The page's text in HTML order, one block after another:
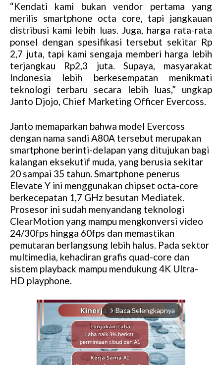
“Kendati kami bukan vendor pertama yang
merilis smartphone octa core, tapi jangkauan
distribusi kami lebih luas. Juga, harga rata-rata
ponsel dengan spesifikasi tersebut sekitar Rp
2,7 juta, tapi kami sengaja memberi harga lebih
terjangkau Rp2,3 juta. Supaya, masyarakat
Indonesia lebih berkesempatan menikmati
teknologi terbaru secara lebih luas,” ungkap
Janto Djojo, Chief Marketing Officer Evercoss.
Janto memaparkan bahwa model Evercoss
dengan nama sandi A80A tersebut merupakan
smartphone berinti-delapan yang ditujukan bagi
kalangan eksekutif muda, yang berusia sekitar
20 sampai 35 tahun. Smartphone penerus
Elevate Y ini menggunakan chipset octa-core
berkecepatan 1,7 GHz besutan Mediatek.
Prosesor ini sudah menyandang teknologi
ClearMotion yang mampu mengkonversi video
24/30fps hingga 60fps dan memastikan
pemutaran berlangsung lebih halus. Pada sektor
multimedia, kehadiran grafis quad-core dan
sistem playback mampu mendukung 4K Ultra-
HD playphone.
arrow_forward_ios Baca Selengkapnya